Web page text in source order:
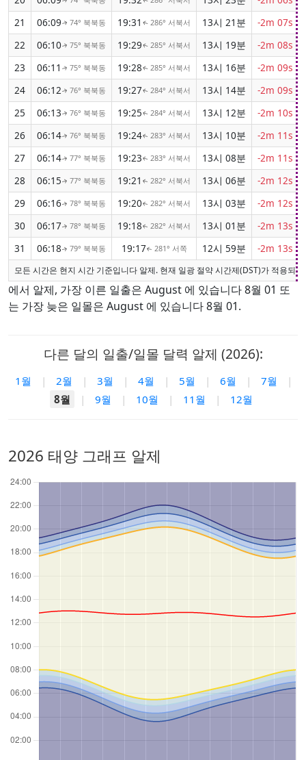
21
06:09↑ 74° 북북동 19:31 ↑ 286° 서북서 13시 21분 -2m 07s
22
06:10↑ 75° 북북동 19:29↑ 285° 서북서 13시 19분 -2m 08s
23
06:11 ↑ 75° 북북동 19:28↑ 285° 서북서 13시 16분 -2m 09s
24
06:12↑ 76° 북북동 19:27↑ 284° 서북서 13시 14분 -2m 09s
25
06:13↑ 76° 북북동 19:25↑ 284° 서북서 13시 12분 -2m 10s
26
06:14↑ 76° 북북동 19:24↑ 283° 서북서 13시 10분 -2m 11s
27
06:14↑ 77° 북북동 19:23↑ 283° 서북서 13시 08분 -2m 11s
28
06:15↑ 77° 북북동 19:21 ↑ 282° 서북서 13시 06분 -2m 12s
29
06:16↑ 78° 북북동 19:20↑ 282° 서북서 13시 03분 -2m 12s
30
06:17↑ 78° 북북동 19:18↑ 282° 서북서 13시 01분 -2m 13s
31
06:18↑ 79° 북북동 19:17↑ 281° 서쪽 12시 59분 -2m 13s
모든 시간은 현지 시간 기준입니다 알제. 현재 일광 절약 시간제(DST)가 적용되
에서 알제, 가장 이른 일출은 August 에 있습니다 8월 01 또
는 가장 늦은 일몰은 August 에 있습니다 8월 01.
다른 달의 일출/일몰 달력 알제 (2026):
1월 | 2월 | 3월 | 4월 | 5월 | 6월 | 7월
|
8월
| 9월 | 10월 | 11월 | 12월
2026 태양 그래프 알제